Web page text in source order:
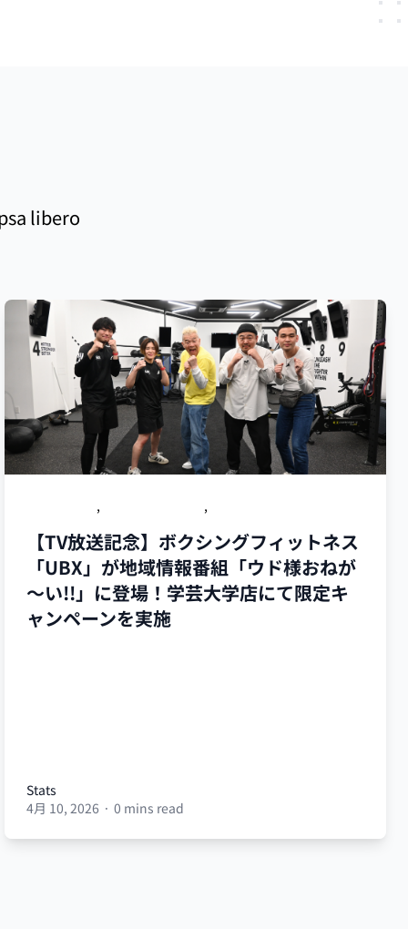
libero
, ,
【TV放送記念】ボクシングフィットネス
「UBX」が地域情報番組「ウド様おねが
～い!!」に登場！学芸大学店にて限定キ
ャンペーンを実施
Stats
Stats
4月 10, 2026 · 0 mins read